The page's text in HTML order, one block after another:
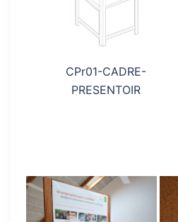
CPr01-CADRE-
PRESENTOIR